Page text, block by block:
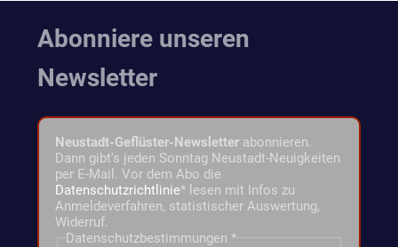
Abonniere unseren
Newsletter
Neustadt-Geflüster-Newsletter abonnieren.
Dann gibt's jeden Sonntag Neustadt-Neuigkeiten
per E-Mail. Vor dem Abo die
Datenschutzrichtlinie* lesen mit Infos zu
Anmeldeverfahren, statistischer Auswertung,
Widerruf.
Datenschutzbestimmungen *